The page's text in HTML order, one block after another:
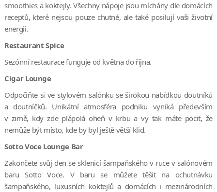
smoothies a koktejly. Všechny nápoje jsou míchány dle domácích
receptů, které nejsou pouze chutné, ale také posilují vaši životní
energii.
Restaurant Spice
Sezónní restaurace funguje od května do října.
Cigar Lounge
Odpočiňte si ve stylovém salónku se širokou nabídkou doutníků
a doutníčků. Unikátní atmosféra podniku vyniká především
v zimě, kdy zde plápolá oheň v krbu a vy tak máte pocit, že
nemůže být místo, kde by byl ještě větší klid.
Sotto Voce Lounge Bar
Zakončete svůj den se sklenicí šampaňského v ruce v salónovém
baru Sotto Voce. V baru se můžete těšit na ochutnávku
šampaňského, luxusních koktejlů a domácích i mezinárodních